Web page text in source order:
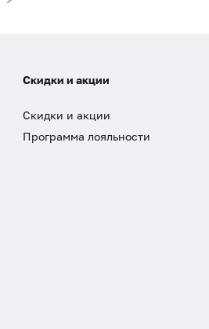
Скидки и акции
Скидки и акции
Программа лояльности